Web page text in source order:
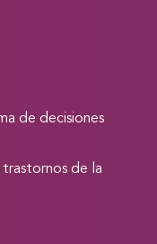
de decisiones
trastornos de la